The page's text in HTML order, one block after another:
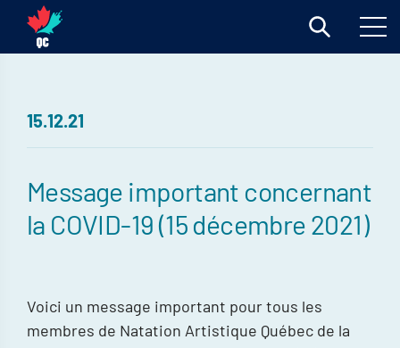
15.12.21
Message important concernant
la COVID-19 (15 décembre 2021)
Voici un message important pour tous les
membres de Natation Artistique Québec de la